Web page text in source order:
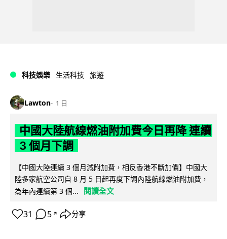
科技娛樂 生活科技 旅遊
Lawton 1 日
中國大陸航線燃油附加費今日再降 連續
3 個月下調
【中國大陸連續 3 個月減附加費，相反香港不斷加價】中國大
陸多家航空公司自 8 月 5 日起再度下調內陸航線燃油附加費，
為年內連續第 3 個...
閱讀全文
31 5 ↗ 分享